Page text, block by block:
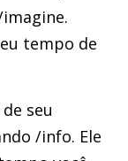
tempo de
seu
/info. Ele